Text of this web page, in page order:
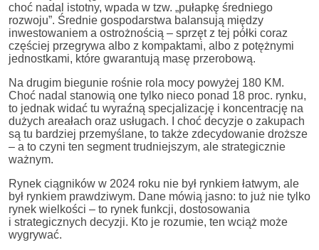
choć nadal istotny, wpada w tzw. „pułapkę średniego
rozwoju”. Średnie gospodarstwa balansują między
inwestowaniem a ostrożnością – sprzęt z tej półki coraz
częściej przegrywa albo z kompaktami, albo z potężnymi
jednostkami, które gwarantują masę przerobową.
Na drugim biegunie rośnie rola mocy powyżej 180 KM.
Choć nadal stanowią one tylko nieco ponad 18 proc. rynku,
to jednak widać tu wyraźną specjalizację i koncentrację na
dużych areałach oraz usługach. I choć decyzje o zakupach
są tu bardziej przemyślane, to także zdecydowanie droższe
– a to czyni ten segment trudniejszym, ale strategicznie
ważnym.
Rynek ciągników w 2024 roku nie był rynkiem łatwym, ale
był rynkiem prawdziwym. Dane mówią jasno: to już nie tylko
rynek wielkości – to rynek funkcji, dostosowania
i strategicznych decyzji. Kto je rozumie, ten wciąż może
wygrywać.